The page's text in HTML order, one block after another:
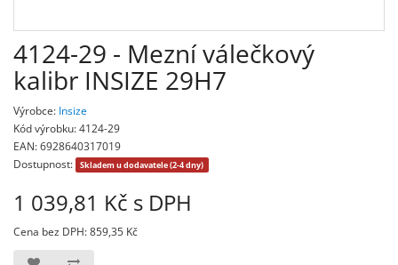
4124-29 - Mezní válečkový
kalibr INSIZE 29H7
Výrobce: Insize
Kód výrobku: 4124-29
EAN: 6928640317019
Dostupnost:
Skladem u dodavatele (2-4 dny)
1 039,81 Kč s DPH
Cena bez DPH: 859,35 Kč